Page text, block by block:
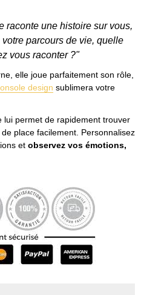
raconte une histoire sur vous,
parcours de vie, quelle
vous raconter ?"
elle joue parfaitement son rôle,
design sublimera votre
lui permet de rapidement trouver
place facilement. Personnalisez
et observez vos émotions,